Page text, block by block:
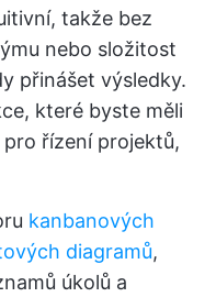
takže bez
nebo složitost
přinášet výsledky.
které byste měli
řízení projektů,
kanbanových
diagramů,
úkolů a